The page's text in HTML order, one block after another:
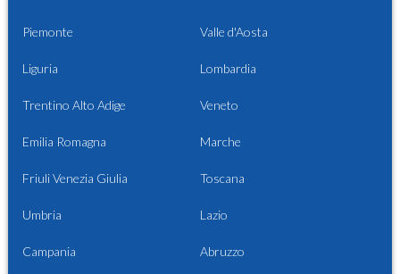
Piemonte Valle d'Aosta
Liguria Lombardia
Trentino Alto Adige Veneto
Emilia Romagna Marche
Friuli Venezia Giulia Toscana
Umbria Lazio
Campania Abruzzo